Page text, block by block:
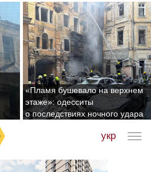
«Пламя бушевало на верхнем
этаже»: одесситы
о последствиях ночного удара
укр